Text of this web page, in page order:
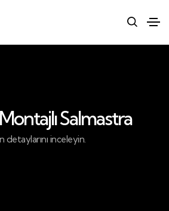
Salmastra
detaylarını inceleyin.